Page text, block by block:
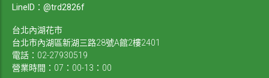
LineID：@trd2826f
台北內湖花市
台北市內湖區新湖三路28號A館2樓2401
電話：02-27930519
營業時間：07：00-13：00